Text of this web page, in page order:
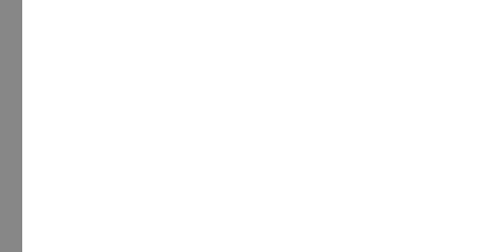
ALIZÉE
Atelier d’architecture (Bruxelles) ayant à cœur de vous